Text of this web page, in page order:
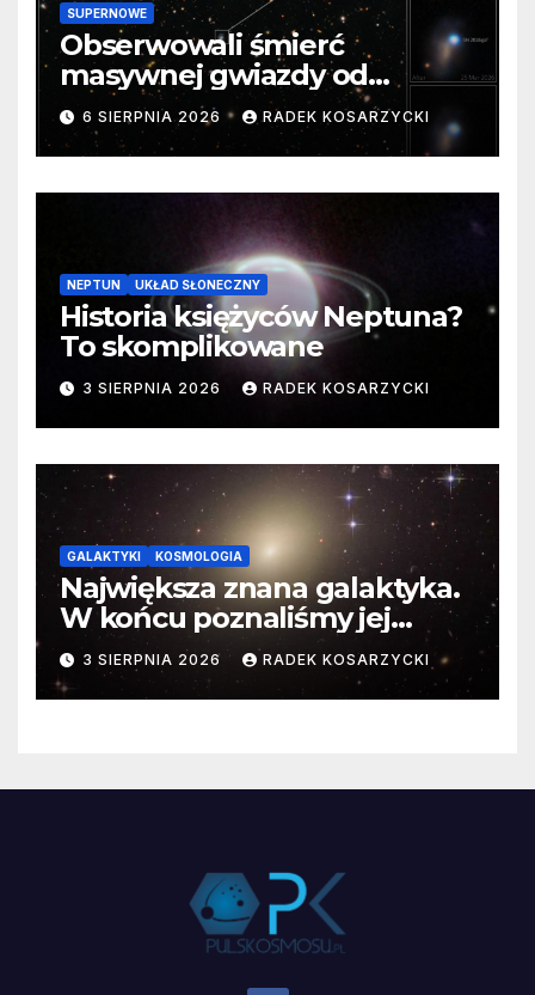
SUPERNOWE
Obserwowali śmierć
masywnej gwiazdy od
samego początku. Niezwykle
cenne dane
6 SIERPNIA 2026 RADEK KOSARZYCKI
NEPTUN UKŁAD SŁONECZNY
Historia księżyców Neptuna?
To skomplikowane
3 SIERPNIA 2026 RADEK KOSARZYCKI
GALAKTYKI KOSMOLOGIA
Największa znana galaktyka.
W końcu poznaliśmy jej
faktyczne wymiary
3 SIERPNIA 2026 RADEK KOSARZYCKI